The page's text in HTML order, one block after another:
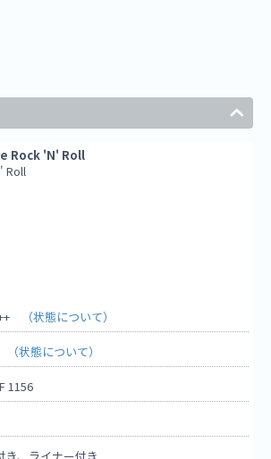
Rock 'N' Roll
Roll
（状態について）
（状態について）
1156